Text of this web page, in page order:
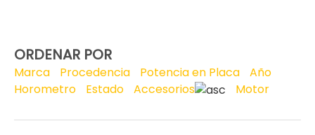
ORDENAR POR
Marca Procedencia Potencia en Placa
Año
Horometro
Estado Accesorios Motor